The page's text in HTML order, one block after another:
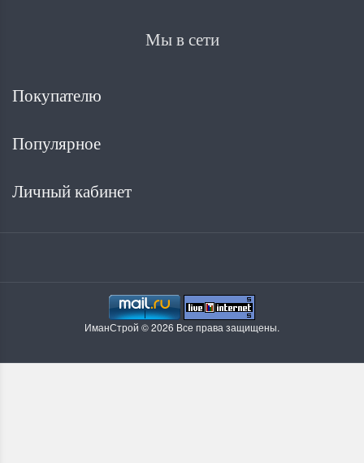
Мы в сети
Покупателю
Популярное
Личный кабинет
ИманСтрой © 2026 Все права защищены.